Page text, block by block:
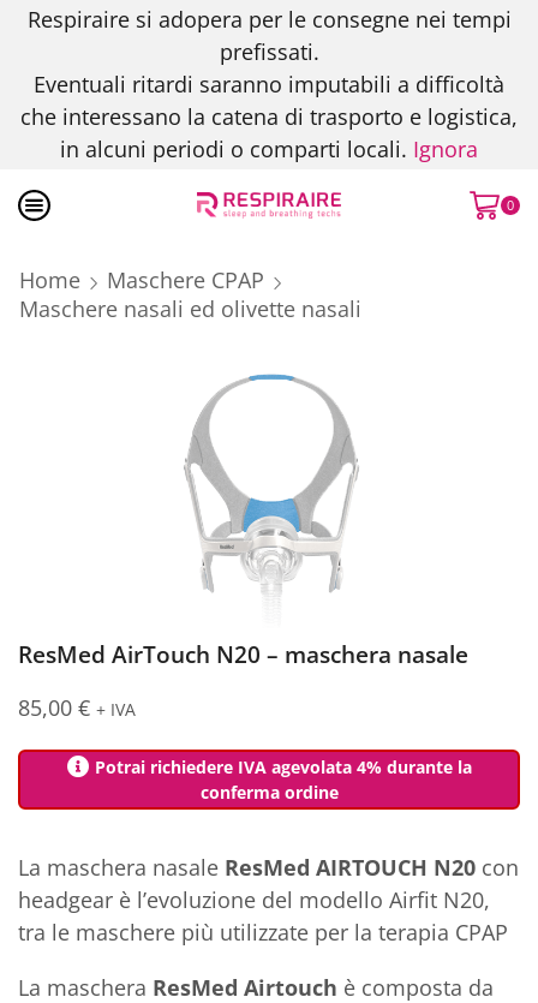
Respiraire si adopera per le consegne nei tempi
prefissati.
Eventuali ritardi saranno imputabili a difficoltà
che interessano la catena di trasporto e logistica,
in alcuni periodi o comparti locali. Ignora
0
Home
Maschere CPAP
Maschere nasali ed olivette nasali
ResMed AirTouch N20 – maschera nasale
85,00 € + IVA
Potrai richiedere IVA agevolata 4% durante la
conferma ordine
La maschera nasale ResMed AIRTOUCH N20 con
headgear è l’evoluzione del modello Airfit N20,
tra le maschere più utilizzate per la terapia CPAP
La maschera ResMed Airtouch è composta da